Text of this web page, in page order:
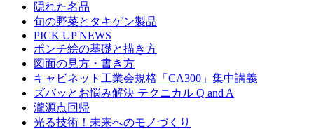
隠れた名品
旬の野菜とタキゲン製品
PICK UP NEWS
ポンチ絵の基礎と描き方
図面の見方・書き方
キャビネット工業会規格「CA300」集中講義
ズバッとお悩み解決 テクニカル Q and A
瀧源点回帰
光る技術！未来へのモノづくり